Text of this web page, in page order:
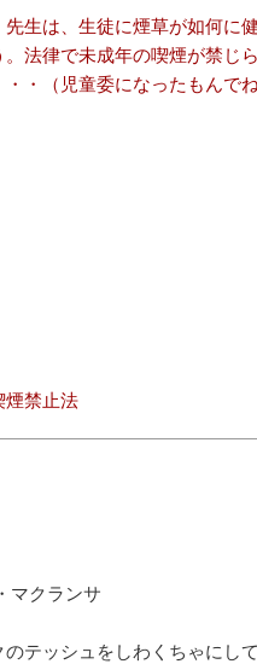
生は、生徒に煙草が如何に
法律で未成年の喫煙が禁じ
・（児童委になったもんで
煙禁止法
マクランサ
テッシュをしわくちゃにし